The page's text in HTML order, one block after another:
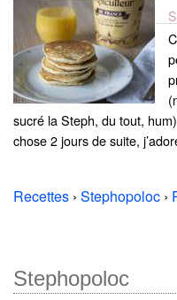
sucré la Steph, du tout,
chose 2 jours de suite,
Recettes › Stephopoloc ›
Stephopoloc